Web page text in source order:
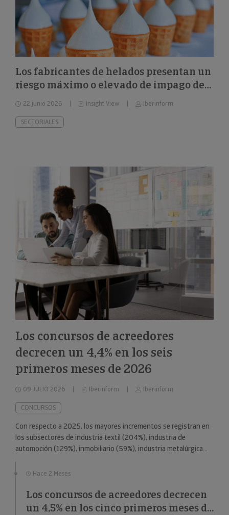
Los fabricantes de helados presentan un
riesgo máximo o elevado de impago del
26%
22 junio 2026 Insight View Iberinform
SECTORIALES
Los concursos de acreedores
decrecen un 4,4% en los seis
primeros meses de 2026
09 JULIO 2026 Iberinform Iberinform
CONCURSOS
Con respecto a 2025, los mayores incrementos se registran en
los subsectores de industria textil (204%), industria de
automoción (129%), inmobiliario (59%), industria metalúrgica
(57%) y educación (49%).
Hace 2 Meses
Los concursos de acreedores decrecen
un 4,5% en los cinco primeros meses de